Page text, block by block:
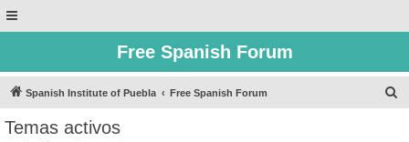
Free Spanish Forum
Spanish Institute of Puebla Free Spanish Forum
Temas activos